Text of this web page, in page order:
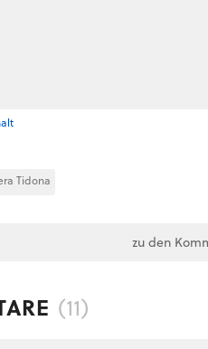
Tidona
zu den
(11)